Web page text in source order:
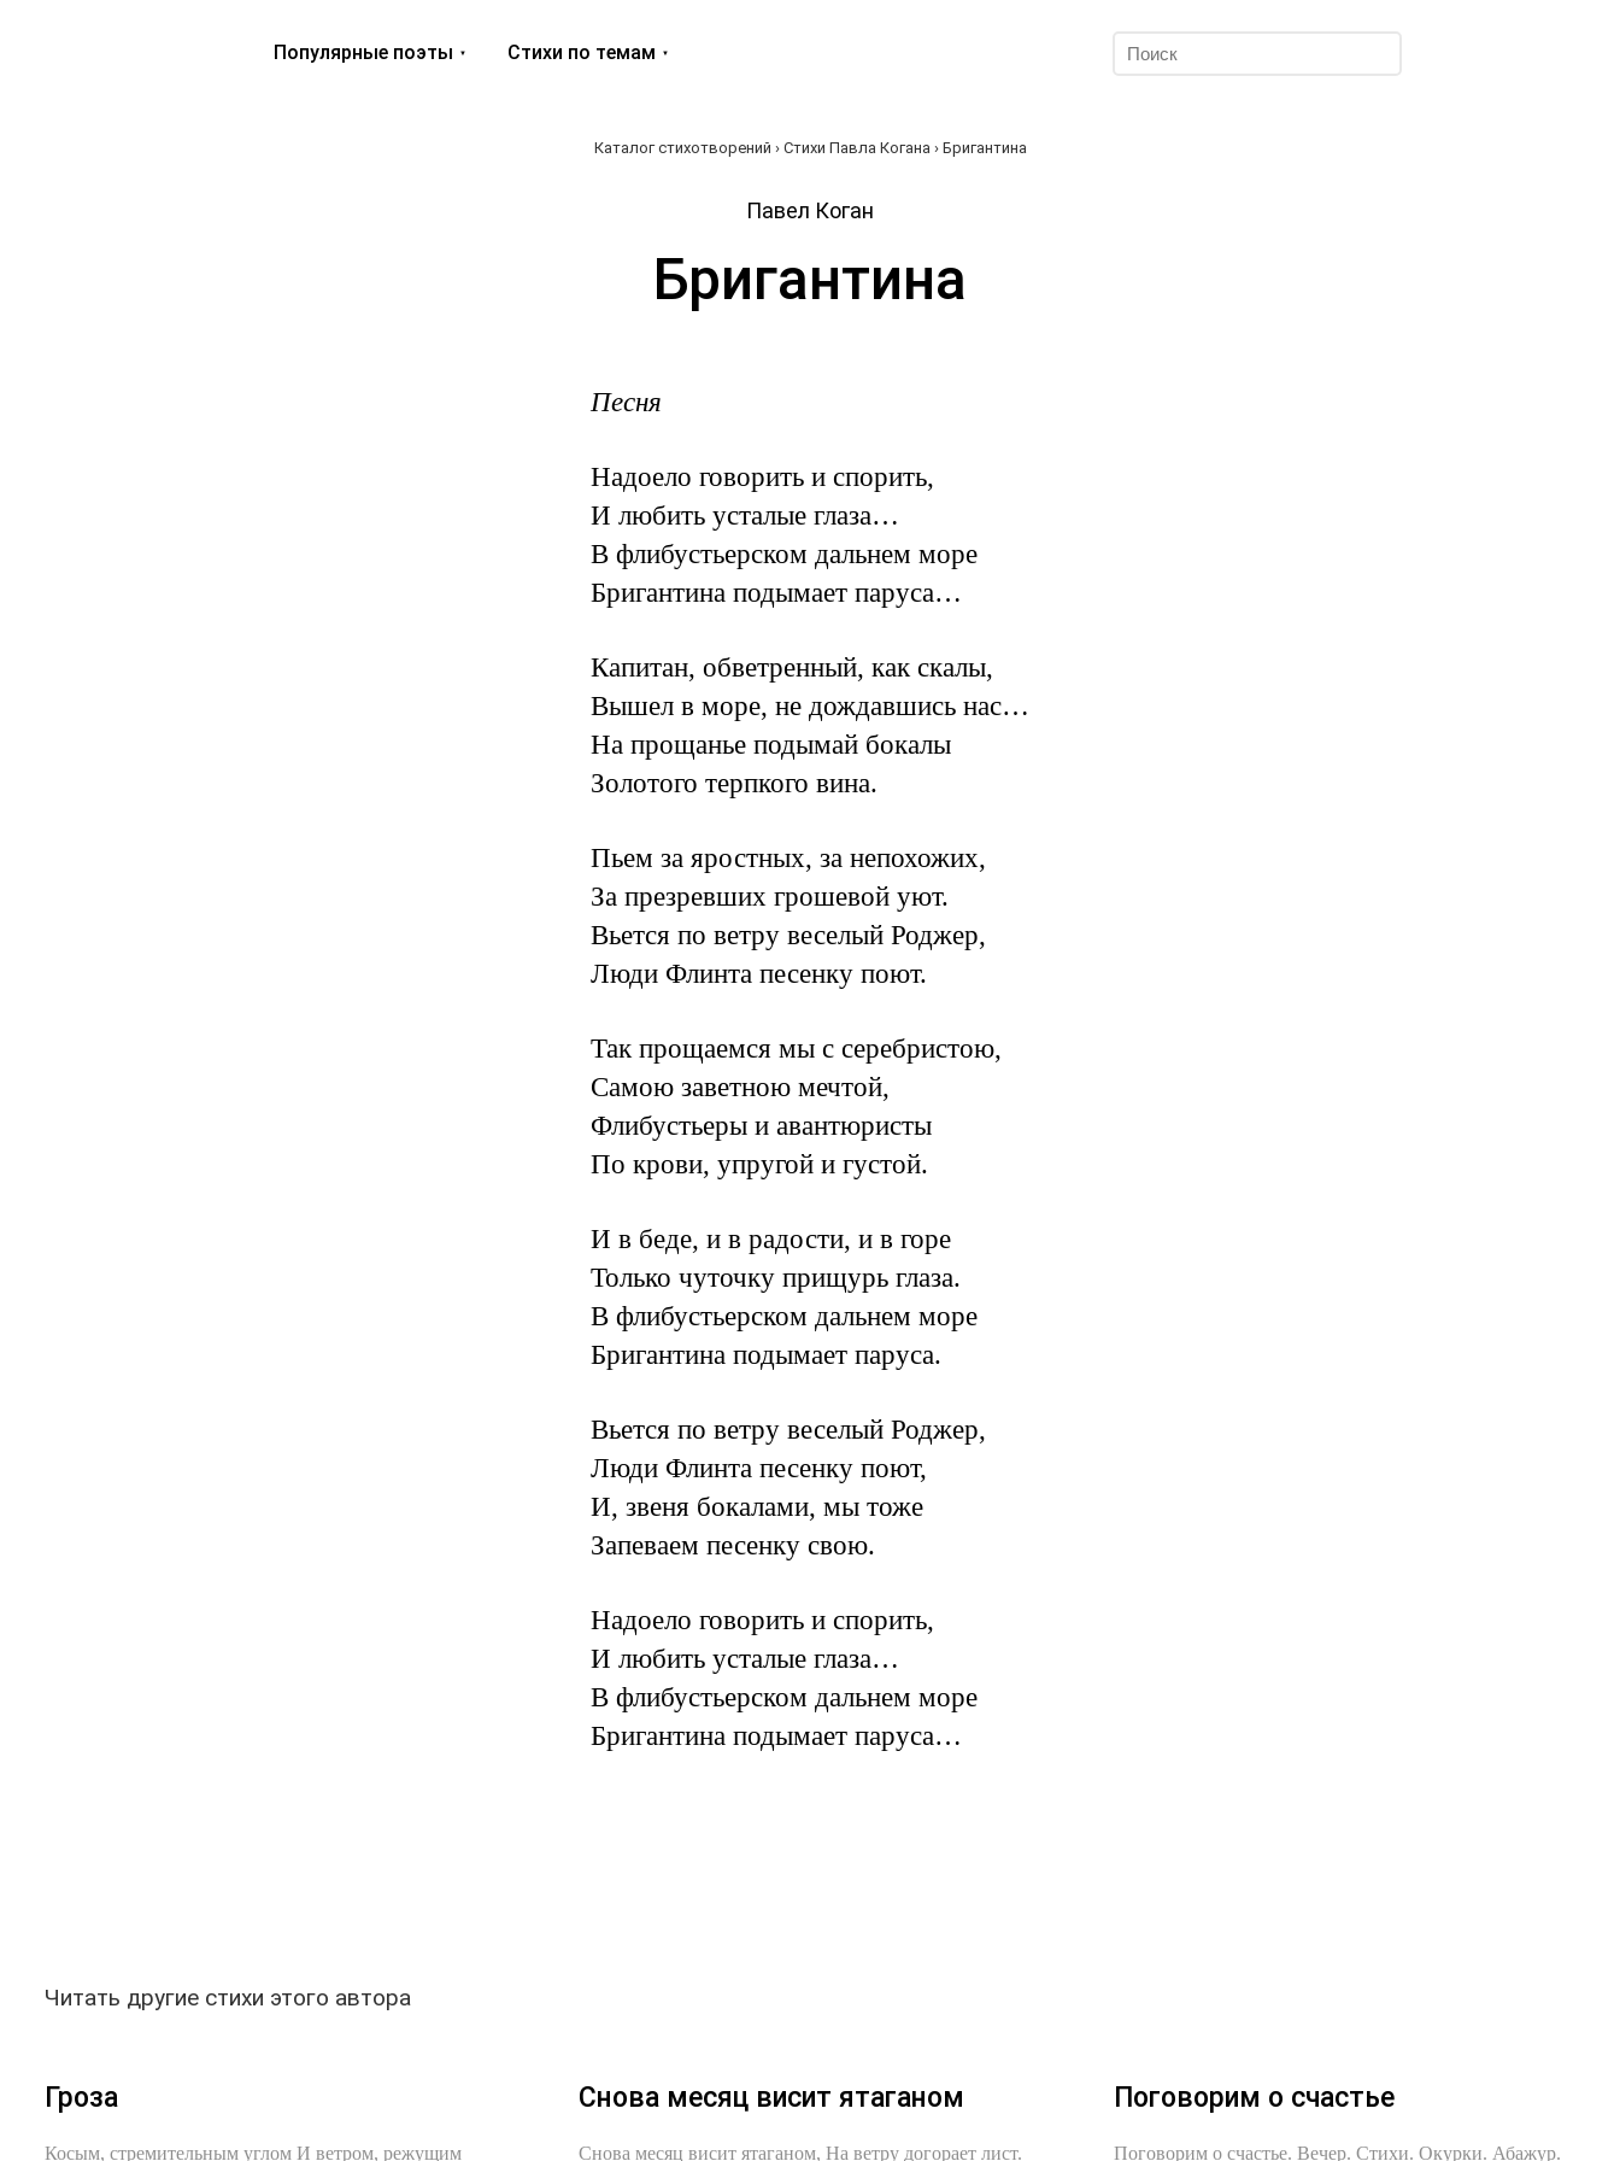
Популярные поэты Стихи по темам
Каталог стихотворений › Стихи Павла Когана › Бригантина
Павел Коган
Бригантина
Песня
Надоело говорить и спорить,
И любить усталые глаза…
В флибустьерском дальнем море
Бригантина подымает паруса…
Капитан, обветренный, как скалы,
Вышел в море, не дождавшись нас…
На прощанье подымай бокалы
Золотого терпкого вина.
Пьем за яростных, за непохожих,
За презревших грошевой уют.
Вьется по ветру веселый Роджер,
Люди Флинта песенку поют.
Так прощаемся мы с серебристою,
Самою заветною мечтой,
Флибустьеры и авантюристы
По крови, упругой и густой.
И в беде, и в радости, и в горе
Только чуточку прищурь глаза.
В флибустьерском дальнем море
Бригантина подымает паруса.
Вьется по ветру веселый Роджер,
Люди Флинта песенку поют,
И, звеня бокалами, мы тоже
Запеваем песенку свою.
Надоело говорить и спорить,
И любить усталые глаза…
В флибустьерском дальнем море
Бригантина подымает паруса…
Читать другие стихи этого автора
Гроза
Косым, стремительным углом И ветром, режущим
Снова месяц висит ятаганом
Снова месяц висит ятаганом, На ветру догорает лист.
Поговорим о счастье
Поговорим о счастье. Вечер. Стихи. Окурки. Абажур.